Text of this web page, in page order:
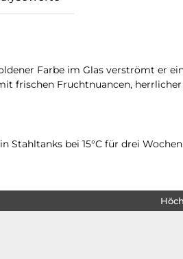
Farbe im Glas verströmt er
frischen Fruchtnuancen,
Stahltanks bei 15°C für drei